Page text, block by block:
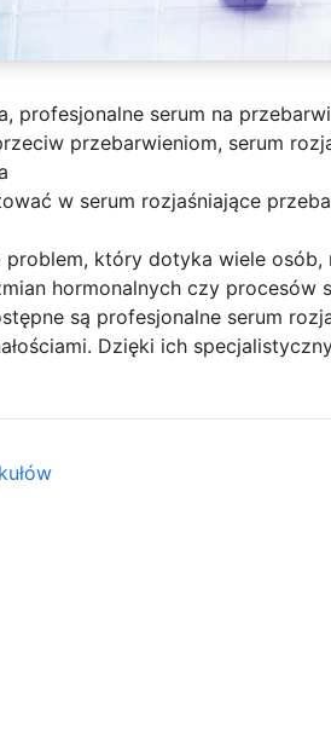
profesjonalne serum na
przebarwieniom, serum
w serum rozjaśniające
który dotyka wiele
hormonalnych czy
są profesjonalne serum
Dzięki ich